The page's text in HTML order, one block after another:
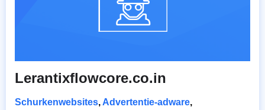
Lerantixflowcore.co.in
Schurkenwebsites, Advertentie-adware,